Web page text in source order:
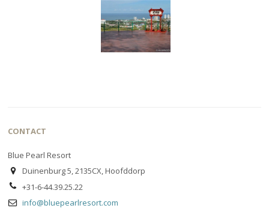
CONTACT
Blue Pearl Resort
Duinenburg 5, 2135CX, Hoofddorp
+31-6-44.39.25.22
info@bluepearlresort.com